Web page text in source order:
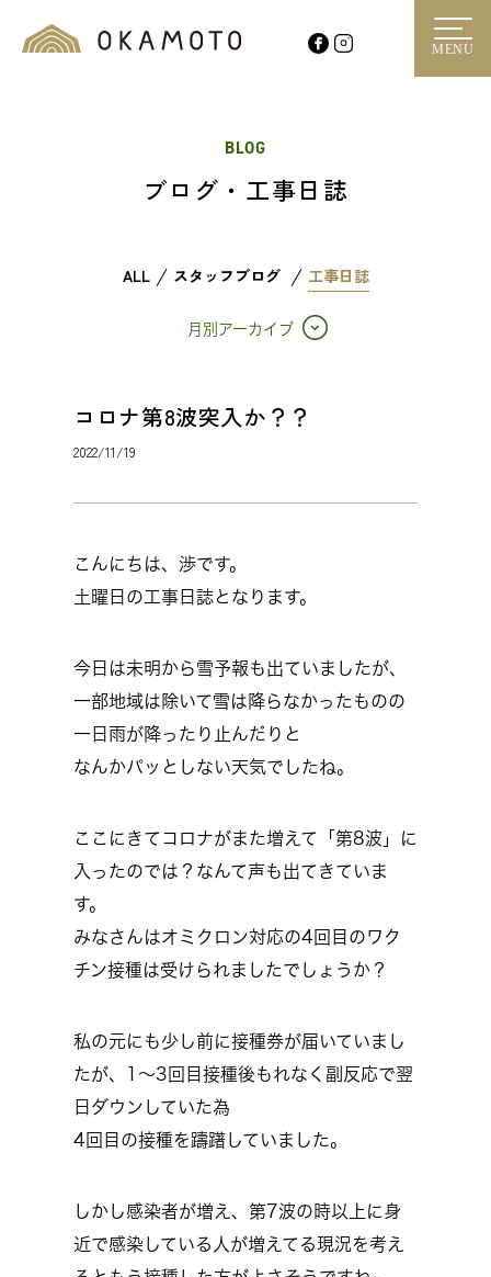
MENU
BLOG
ブログ・工事日誌
ALL スタッフブログ 工事日誌
月別アーカイブ
コロナ第8波突入か？？
2022/11/19
こんにちは、渉です。
土曜日の工事日誌となります。
今日は未明から雪予報も出ていましたが、
一部地域は除いて雪は降らなかったものの
一日雨が降ったり止んだりと
なんかパッとしない天気でしたね。
ここにきてコロナがまた増えて「第8波」に
入ったのでは？なんて声も出てきていま
す。
みなさんはオミクロン対応の4回目のワク
チン接種は受けられましたでしょうか？
私の元にも少し前に接種券が届いていまし
たが、1～3回目接種後もれなく副反応で翌
日ダウンしていた為
4回目の接種を躊躇していました。
しかし感染者が増え、第7波の時以上に身
近で感染している人が増えてる現況を考え